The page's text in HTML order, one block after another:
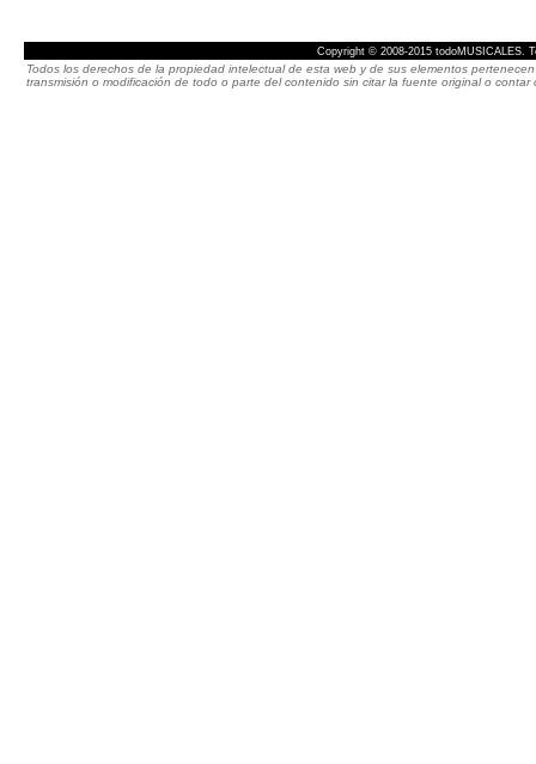
Copyright © 2008-2015 todoMUSICALES.
Todos los derechos de la propiedad intelectual de esta web y de sus elementos
transmisión o modificación de todo o parte del contenido sin citar la fuente original o